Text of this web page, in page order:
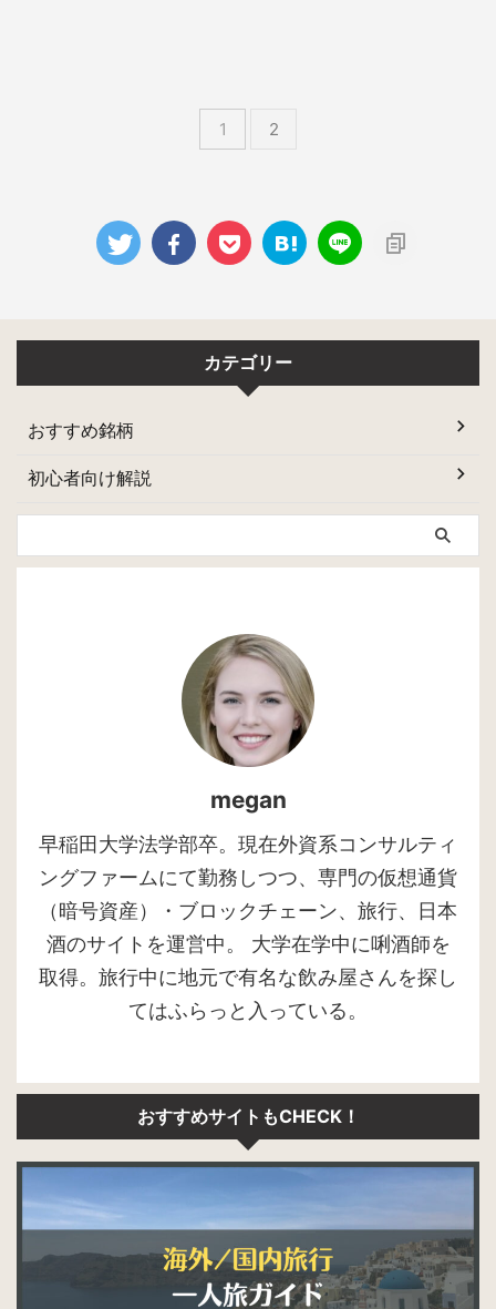
1 2
カテゴリー
おすすめ銘柄
初心者向け解説
megan
早稲田大学法学部卒。現在外資系コンサルティ
ングファームにて勤務しつつ、専門の仮想通貨
（暗号資産）・ブロックチェーン、旅行、日本
酒のサイトを運営中。 大学在学中に唎酒師を
取得。旅行中に地元で有名な飲み屋さんを探し
てはふらっと入っている。
おすすめサイトもCHECK！